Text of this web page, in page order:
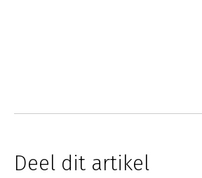
Deel dit artikel